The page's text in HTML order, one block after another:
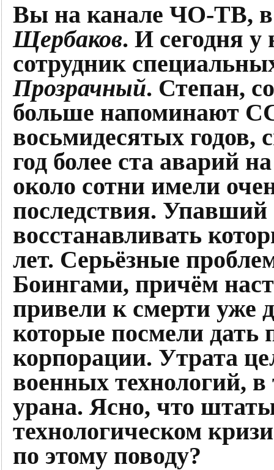
Вы на канале ЧО-ТВ,
Щербаков. И сегодня у
сотрудник
Прозрачный. Степан,
больше напоминают
восьмидесятых годов,
год более ста аварий
около сотни имели
последствия.
восстанавливать
лет. Серьёзные
Боингами, причём
привели к смерти уже
которые посмели дать
корпорации. Утрата
военных технологий,
урана. Ясно, что
технологическом
по этому поводу?